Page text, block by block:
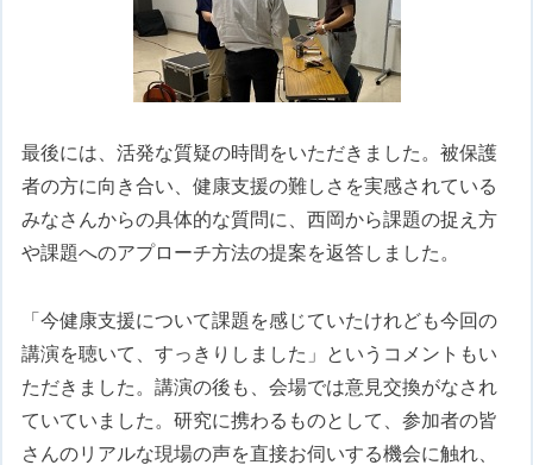
最後には、活発な質疑の時間をいただきました。被保護
者の方に向き合い、健康支援の難しさを実感されている
みなさんからの具体的な質問に、西岡から課題の捉え方
や課題へのアプローチ方法の提案を返答しました。
「今健康支援について課題を感じていたけれども今回の
講演を聴いて、すっきりしました」というコメントもい
ただきました。講演の後も、会場では意見交換がなされ
ていていました。研究に携わるものとして、参加者の皆
さんのリアルな現場の声を直接お伺いする機会に触れ、